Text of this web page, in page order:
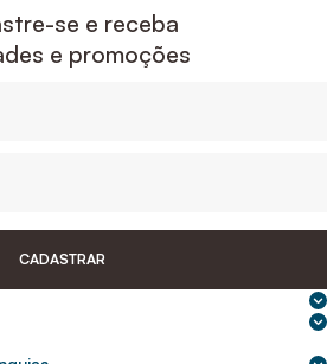
se e receba
e promoções
CADASTRAR